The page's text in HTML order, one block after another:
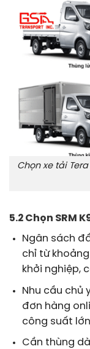
Chọn xe tải
5.2 Chọn SRM
Ngân sách
chỉ từ
khởi nghiệp,
Nhu cầu chủ
đơn hàng
công suất
Cần thùng